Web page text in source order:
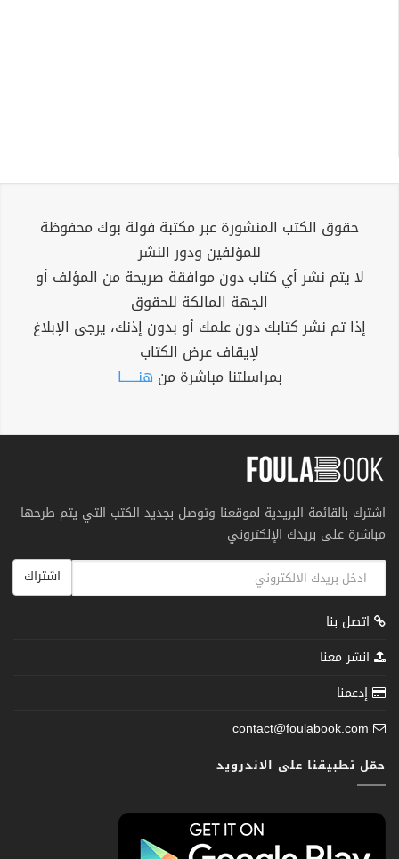
حقوق الكتب المنشورة عبر مكتبة فولة بوك محفوظة
للمؤلفين ودور النشر
لا يتم نشر أي كتاب دون موافقة صريحة من المؤلف أو
الجهة المالكة للحقوق
إذا تم نشر كتابك دون علمك أو بدون إذنك، يرجى الإبلاغ
لإيقاف عرض الكتاب
بمراسلتنا مباشرة من هنــــــا
اشترك بالقائمة البريدية لموقعنا وتوصل بجديد الكتب التي يتم طرحها
مباشرة على بريدك الإلكتروني
اشتراك
اتصل بنا
انشر معنا
إدعمنا
contact@foulabook.com
حمّل تطبيقنا على الاندرويد